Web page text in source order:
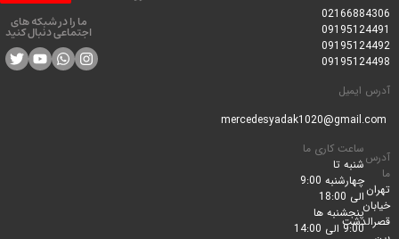
ساعت کاری ما
شنبه تا
چهارشنبه 9:00
الی 18:00
پنجشنبه ها
9:00 الی 14:00
ما را در شبکه های
اجتماعی دنبال کنید